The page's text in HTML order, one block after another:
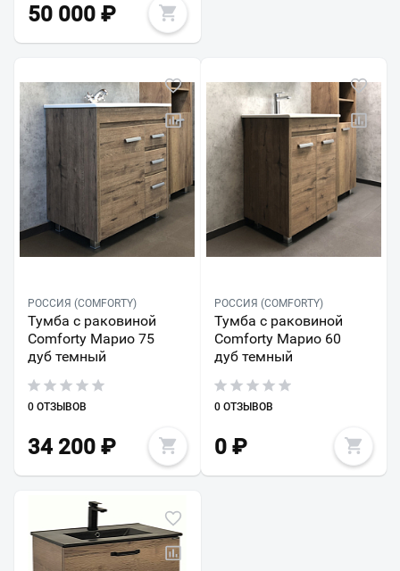
50 000 ₽
РОССИЯ (COMFORTY)
Тумба с раковиной
Comforty Марио 75
дуб темный
0 ОТЗЫВОВ
34 200 ₽
РОССИЯ (COMFORTY)
Тумба с раковиной
Comforty Марио 60
дуб темный
0 ОТЗЫВОВ
0₽